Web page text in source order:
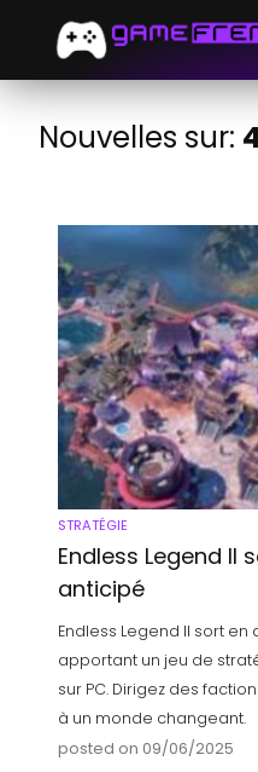
Nouvelles sur:
STRATÉGIE
Endless Legend II
anticipé
Endless Legend II sort
apportant un jeu de
sur PC. Dirigez des
à un monde changeant.
posted on 09/06/2025